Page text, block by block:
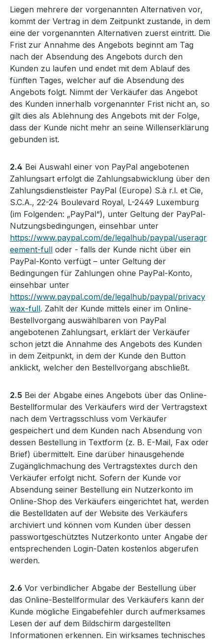
Liegen mehrere der vorgenannten Alternativen vor,
kommt der Vertrag in dem Zeitpunkt zustande, in dem
eine der vorgenannten Alternativen zuerst eintritt. Die
Frist zur Annahme des Angebots beginnt am Tag
nach der Absendung des Angebots durch den
Kunden zu laufen und endet mit dem Ablauf des
fünften Tages, welcher auf die Absendung des
Angebots folgt. Nimmt der Verkäufer das Angebot
des Kunden innerhalb vorgenannter Frist nicht an, so
gilt dies als Ablehnung des Angebots mit der Folge,
dass der Kunde nicht mehr an seine Willenserklärung
gebunden ist.
2.4 Bei Auswahl einer von PayPal angebotenen
Zahlungsart erfolgt die Zahlungsabwicklung über den
Zahlungsdienstleister PayPal (Europe) S.à r.l. et Cie,
S.C.A., 22-24 Boulevard Royal, L-2449 Luxemburg
(im Folgenden: „PayPal“), unter Geltung der PayPal-
Nutzungsbedingungen, einsehbar unter
https://www.paypal.com/de/legalhub/paypal/useragr
eement-full oder - falls der Kunde nicht über ein
PayPal-Konto verfügt – unter Geltung der
Bedingungen für Zahlungen ohne PayPal-Konto,
einsehbar unter
https://www.paypal.com/de/legalhub/paypal/privacy
wax-full. Zahlt der Kunde mittels einer im Online-
Bestellvorgang auswählbaren von PayPal
angebotenen Zahlungsart, erklärt der Verkäufer
schon jetzt die Annahme des Angebots des Kunden
in dem Zeitpunkt, in dem der Kunde den Button
anklickt, welcher den Bestellvorgang abschließt.
2.5 Bei der Abgabe eines Angebots über das Online-
Bestellformular des Verkäufers wird der Vertragstext
nach dem Vertragsschluss vom Verkäufer
gespeichert und dem Kunden nach Absendung von
dessen Bestellung in Textform (z. B. E-Mail, Fax oder
Brief) übermittelt. Eine darüber hinausgehende
Zugänglichmachung des Vertragstextes durch den
Verkäufer erfolgt nicht. Sofern der Kunde vor
Absendung seiner Bestellung ein Nutzerkonto im
Online-Shop des Verkäufers eingerichtet hat, werden
die Bestelldaten auf der Website des Verkäufers
archiviert und können vom Kunden über dessen
passwortgeschütztes Nutzerkonto unter Angabe der
entsprechenden Login-Daten kostenlos abgerufen
werden.
2.6 Vor verbindlicher Abgabe der Bestellung über
das Online-Bestellformular des Verkäufers kann der
Kunde mögliche Eingabefehler durch aufmerksames
Lesen der auf dem Bildschirm dargestellten
Informationen erkennen. Ein wirksames technisches